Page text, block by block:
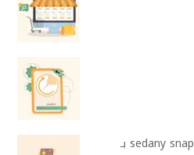
سكربت سناب شات sedany snapchat V2.0 بـ